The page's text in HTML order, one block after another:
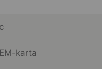
karta